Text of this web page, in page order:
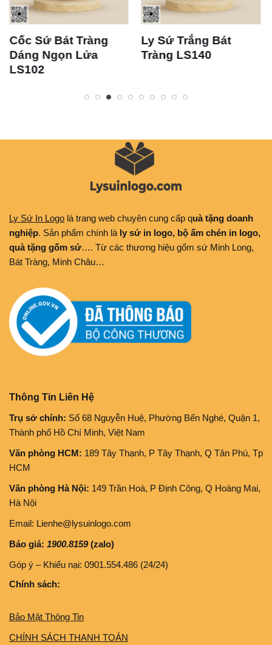
Cốc Sứ Bát Tràng
Dáng Ngọn Lửa
LS102
Ly Sứ Trắng Bát
Tràng LS140
Ly Sứ In Logo là trang web chuyên cung cấp quà tặng doanh
nghiệp. Sản phẩm chính là ly sứ in logo, bộ ấm chén in logo,
quà tặng gốm sứ…. Từ các thương hiệu gốm sứ Minh Long,
Bát Tràng, Minh Châu…
Thông Tin Liên Hệ
Trụ sở chính: Số 68 Nguyễn Huệ, Phường Bến Nghé, Quận 1,
Thành phố Hồ Chí Minh, Việt Nam
Văn phòng HCM: 189 Tây Thạnh, P Tây Thạnh, Q Tân Phú, Tp
HCM
Văn phòng Hà Nội: 149 Trần Hoà, P Định Công, Q Hoàng Mai,
Hà Nội
Email: Lienhe@lysuinlogo.com
Báo giá: 1900.8159(zalo)
Góp ý – Khiếu nại: 0901.554.486 (24/24)
Chính sách:
Bảo Mật Thông Tin
CHÍNH SÁCH THANH TOÁN